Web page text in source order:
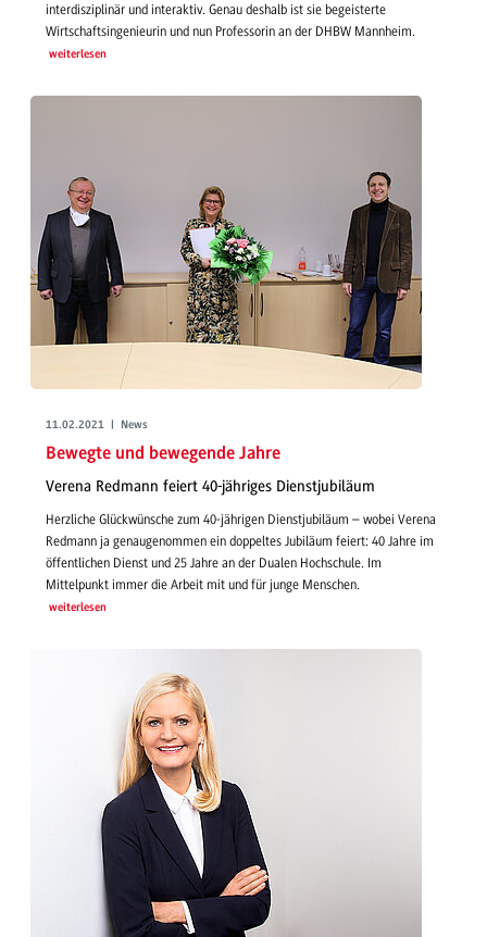
interdisziplinär und interaktiv. Genau deshalb ist sie begeisterte
Wirtschaftsingenieurin und nun Professorin an der DHBW Mannheim.
weiterlesen
11.02.2021 | News
Bewegte und bewegende Jahre
Verena Redmann feiert 40-jähriges Dienstjubiläum
Herzliche Glückwünsche zum 40-jährigen Dienstjubiläum – wobei Verena
Redmann ja genaugenommen ein doppeltes Jubiläum feiert: 40 Jahre im
öffentlichen Dienst und 25 Jahre an der Dualen Hochschule. Im
Mittelpunkt immer die Arbeit mit und für junge Menschen.
weiterlesen